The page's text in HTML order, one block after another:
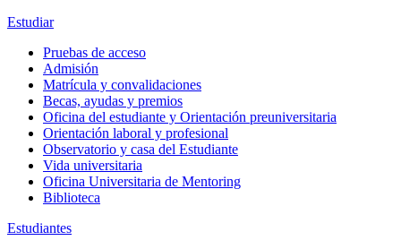
Estudiar
Pruebas de acceso
Admisión
Matrícula y convalidaciones
Becas, ayudas y premios
Oficina del estudiante y Orientación preuniversitaria
Orientación laboral y profesional
Observatorio y casa del Estudiante
Vida universitaria
Oficina Universitaria de Mentoring
Biblioteca
Estudiantes